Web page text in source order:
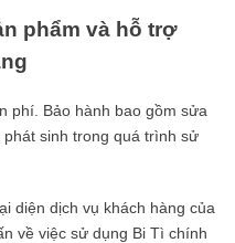
phẩm và hỗ trợ
phí. Bảo hành bao gồm sửa
sinh trong quá trình sử
diện dịch vụ khách hàng của
về việc sử dụng Bi Tì chính